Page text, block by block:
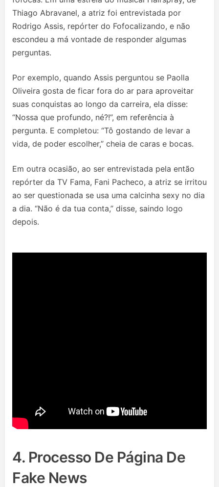
Thiago Abravanel, a atriz foi entrevistada por
Rodrigo Assis, repórter do Fofocalizando, e não
escondeu a má vontade de responder algumas
perguntas.
Por exemplo, quando Assis perguntou se Paolla
Oliveira gosta de ficar fora do ar para aproveitar
suas conquistas ao longo da carreira, ela disse:
“Nossa que profundo, né?!”, em referência à
pergunta. E completou: “Tô gostando de levar a
vida, de poder escolher,” cheia de caras e bocas.
Em outra ocasião, ao ser entrevistada pela então
repórter da TV Fama, Fani Pacheco, a atriz se irritou
ao ser questionada se usa uma calcinha sexy no dia
a dia. “Não é da tua conta,” disse, saindo logo
depois.
4. Processo De Página De
Fake News